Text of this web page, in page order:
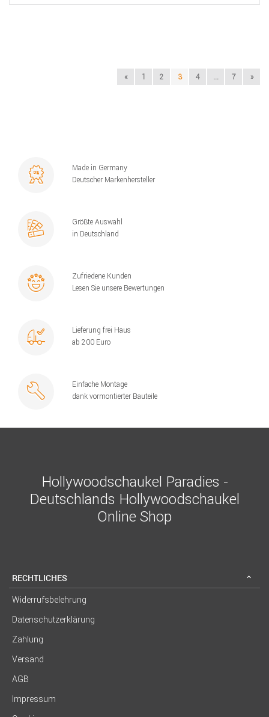
« 1 2 3 4 ... 7 »
Made in Germany
Deutscher Markenhersteller
Größte Auswahl
in Deutschland
Zufriedene Kunden
Lesen Sie unsere Bewertungen
Lieferung frei Haus
ab 200 Euro
Einfache Montage
dank vormontierter Bauteile
Hollywoodschaukel Paradies -
Deutschlands Hollywoodschaukel
Online Shop
RECHTLICHES
Widerrufsbelehrung
Datenschutzerklärung
Zahlung
Versand
AGB
Impressum